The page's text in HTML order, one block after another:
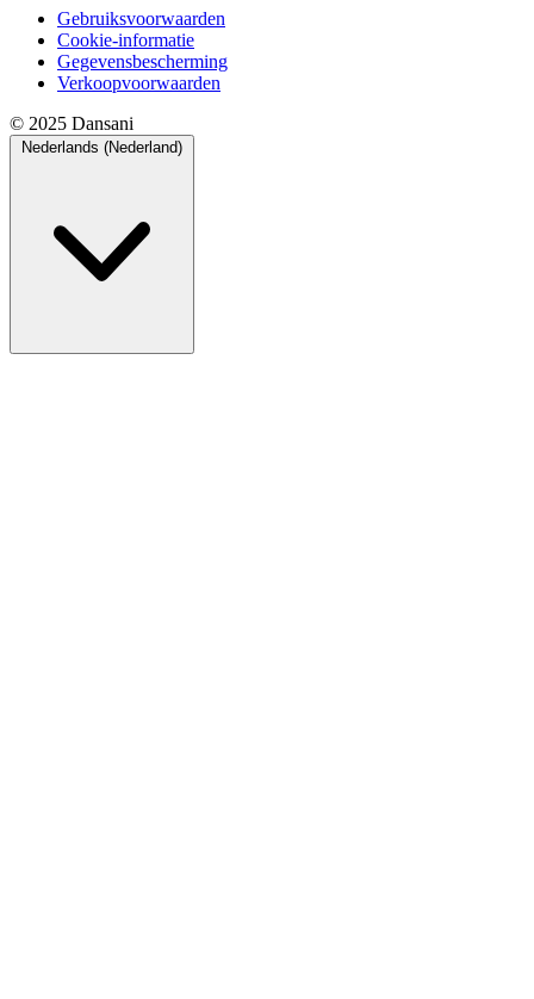
Gebruiksvoorwaarden
Cookie-informatie
Gegevensbescherming
Verkoopvoorwaarden
© 2025 Dansani
Nederlands (Nederland)